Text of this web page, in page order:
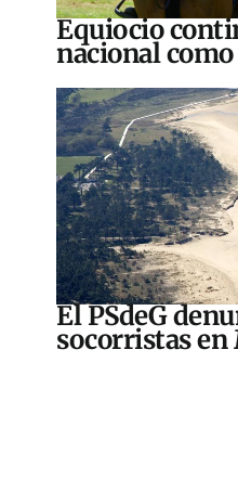
Equiocio
nacional
El PSdeG
socorristas en